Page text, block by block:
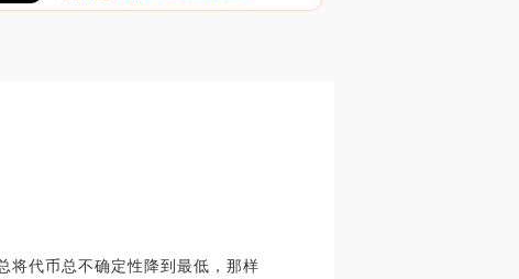
将代币总不确定性降到最低，那样